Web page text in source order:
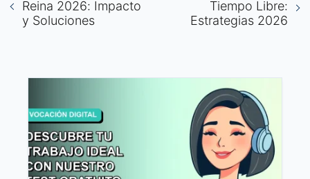
Reina 2026: Impacto
y Soluciones
Tiempo Libre:
Estrategias 2026